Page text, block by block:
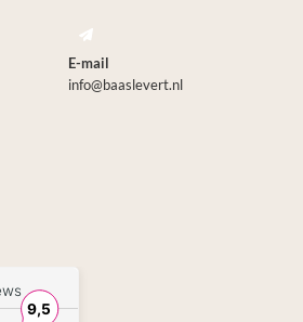
E-mail
info@baaslevert.nl